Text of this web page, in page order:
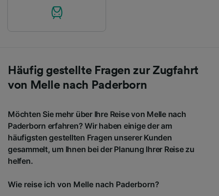
Häufig gestellte Fragen zur Zugfahrt
von Melle nach Paderborn
Möchten Sie mehr über Ihre Reise von Melle nach
Paderborn erfahren? Wir haben einige der am
häufigsten gestellten Fragen unserer Kunden
gesammelt, um Ihnen bei der Planung Ihrer Reise zu
helfen.
Wie reise ich von Melle nach Paderborn?